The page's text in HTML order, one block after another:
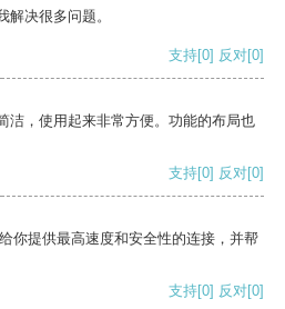
决很多问题。
支持[0] 反对[0]
洁，使用起来非常方便。功能的布局也
支持[0] 反对[0]
你提供最高速度和安全性的连接，并帮
支持[0] 反对[0]